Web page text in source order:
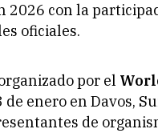
2026 con la
oficiales.
por el
enero en Davos,
de